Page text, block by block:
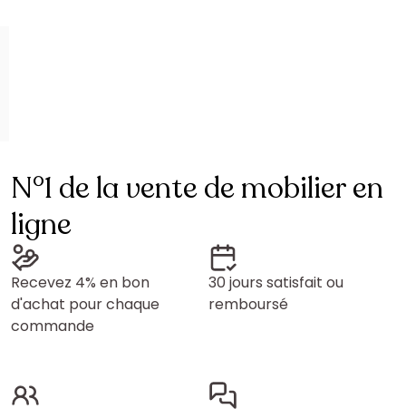
N°1 de la vente de mobilier en
ligne
Recevez 4% en bon
d'achat pour chaque
commande
30 jours satisfait ou
remboursé